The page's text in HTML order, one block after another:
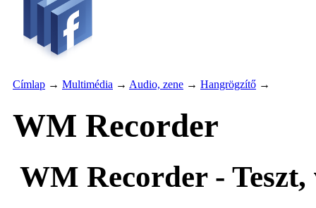
Címlap → Multimédia → Audio, zene → Hangrögzítő →
WM Recorder
WM Recorder - Teszt,